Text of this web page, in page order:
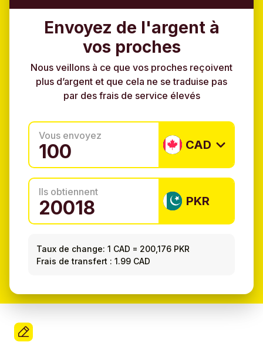
Envoyez de l'argent à
vos proches
Nous veillons à ce que vos proches reçoivent
plus d’argent et que cela ne se traduise pas
par des frais de service élevés
Vous envoyez
CAD
Ils obtiennent
PKR
Taux de change: 1 CAD = 200,176 PKR
Frais de transfert : 1.99 CAD